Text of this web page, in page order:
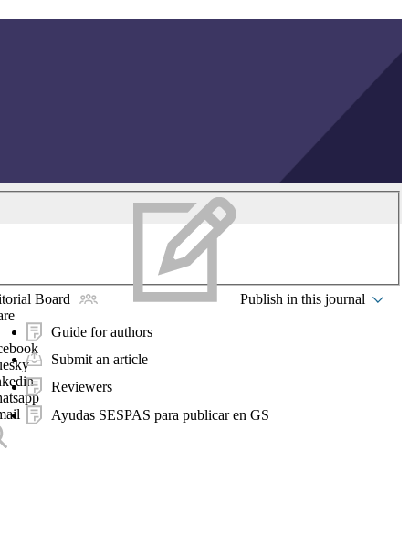
Board Publish in this journal
Guide for authors
Submit an article
Reviewers
Ayudas SESPAS para publicar en GS